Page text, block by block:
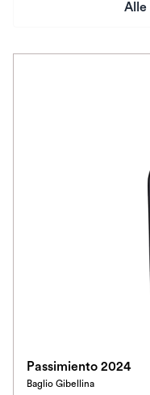
Alle
Passimiento 2024
Baglio Gibellina